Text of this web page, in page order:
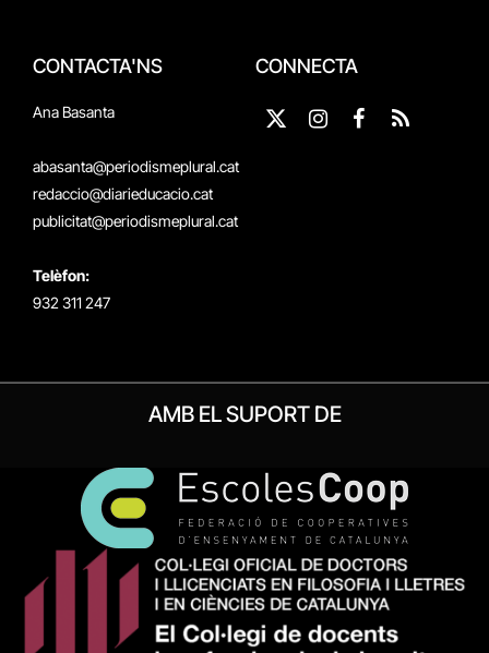
CONTACTA'NS
Ana Basanta
abasanta@periodismeplural.cat
redaccio@diarieducacio.cat
publicitat@periodismeplural.cat
Telèfon:
932 311 247
CONNECTA
X
Instagram
Facebook
RSS
AMB EL SUPORT DE